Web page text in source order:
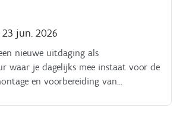
jun. 2026
nieuwe uitdaging als
waar je dagelijks mee instaat voor de
en voorbereiding van